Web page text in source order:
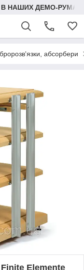
НАШИХ ДЕМО-РУМАХ
абсорбери
Finite Elemente